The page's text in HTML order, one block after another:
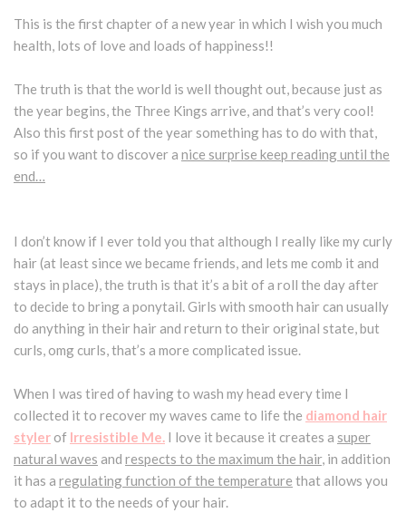
This is the first chapter of a new year in which I wish you much
health, lots of love and loads of happiness!!
The truth is that the world is well thought out, because just as
the year begins, the Three Kings arrive, and that’s very cool!
Also this first post of the year something has to do with that,
so if you want to discover a nice surprise keep reading until the
end…
I don’t know if I ever told you that although I really like my curly
hair (at least since we became friends, and lets me comb it and
stays in place), the truth is that it’s a bit of a roll the day after
to decide to bring a ponytail. Girls with smooth hair can usually
do anything in their hair and return to their original state, but
curls, omg curls, that’s a more complicated issue.
When I was tired of having to wash my head every time I
collected it to recover my waves came to life the diamond hair
styler of Irresistible Me. I love it because it creates a super
natural waves and respects to the maximum the hair, in addition
it has a regulating function of the temperature that allows you
to adapt it to the needs of your hair.